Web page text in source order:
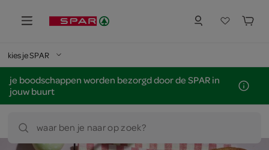
kies je SPAR
je boodschappen worden bezorgd door de SPAR in
jouw buurt
waar ben je naar op zoek?